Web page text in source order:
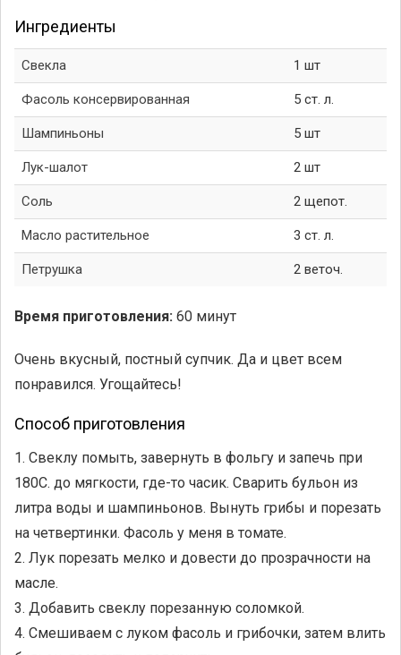
Ингредиенты
Свекла 1 шт
Фасоль консервированная 5 ст. л.
Шампиньоны 5 шт
Лук-шалот 2 шт
Соль 2 щепот.
Масло растительное 3 ст. л.
Петрушка 2 веточ.
Время приготовления: 60 минут
Очень вкусный, постный супчик. Да и цвет всем
понравился. Угощайтесь!
Способ приготовления
1. Свеклу помыть, завернуть в фольгу и запечь при
180С. до мягкости, где-то часик. Сварить бульон из
литра воды и шампиньонов. Вынуть грибы и порезать
на четвертинки. Фасоль у меня в томате.
2. Лук порезать мелко и довести до прозрачности на
масле.
3. Добавить свеклу порезанную соломкой.
4. Смешиваем с луком фасоль и грибочки, затем влить